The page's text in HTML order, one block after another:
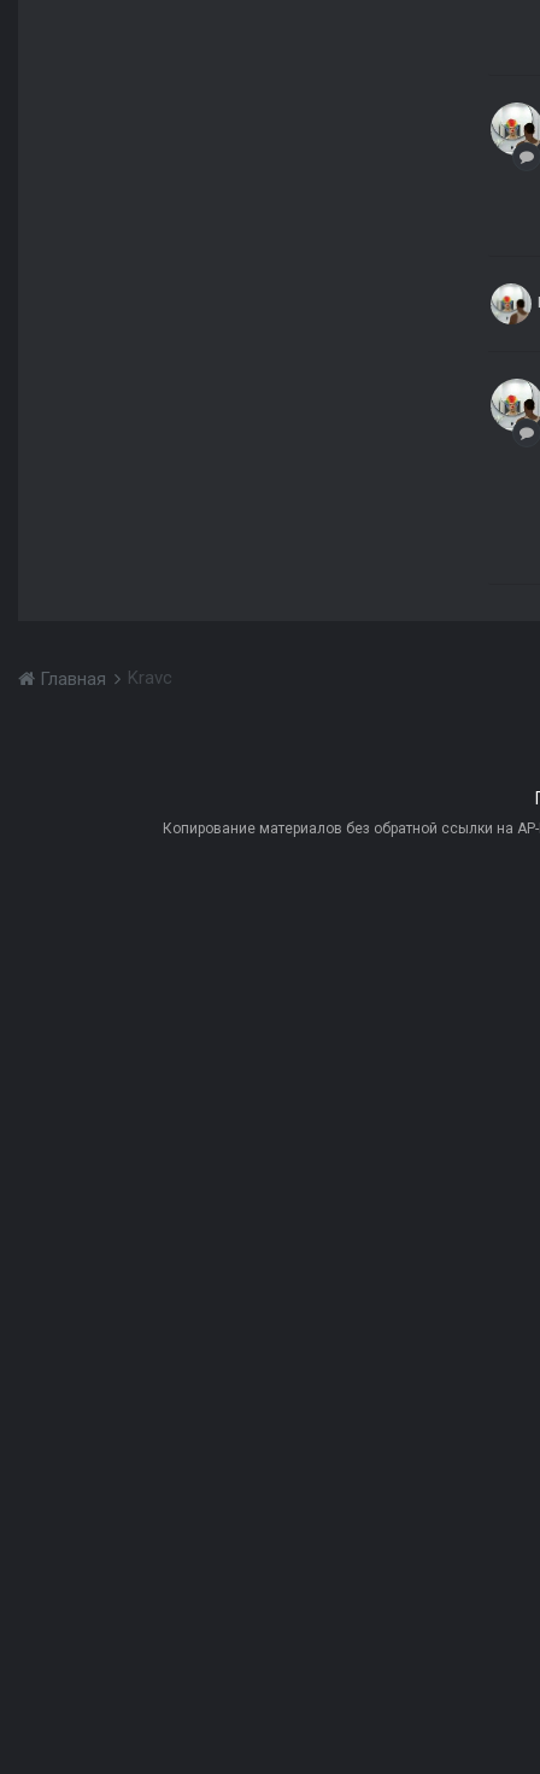
Главная Kravc
Копирование материалов без обратной ссылки на